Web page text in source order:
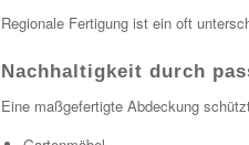
Regionale Fertigung ist ein oft
Nachhaltigkeit durch
Eine maßgefertigte Abdeckung